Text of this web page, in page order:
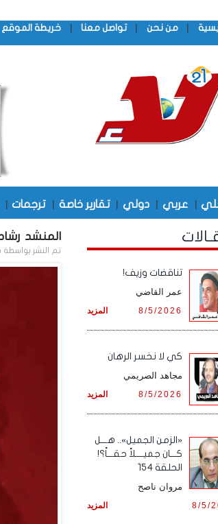
| من نحن | تواصل معنا | خريطة الموقع
| عربي | دولي | تقارير خاصة | ترجمات |
المنشد
تم النشر بواسطة
تناقضات وزيف!
عمر القاضي
المزيد 8/5/2026
كي لا نخسر الرهان
مجاهد الصريمي
المزيد 8/5/2026
«الزمن الجميل».. هـــل
كـــان جميــــلاً حقـــاً؟!
الحلقة 154
مروان ناصح
المزيد 8/5/